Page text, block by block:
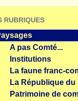
RUBRIQUES
A pas Comté...
Institutions
La faune franc-
La République du
Patrimoine de